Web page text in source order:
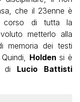
che il 23enne è
corso di tutta la
metterlo alla
memoria dei testi
Holden si è
Lucio Battisti